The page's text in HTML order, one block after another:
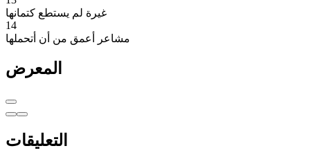
غيرة لم يستطع كتمانها
14
مشاعر أعمق من أن أتحملها
المعرض
التعليقات